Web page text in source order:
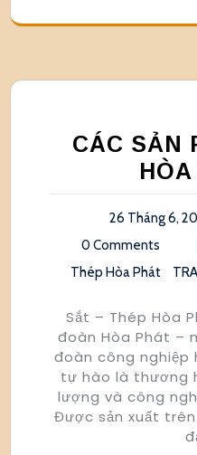
CÁC SẢN
26 Tháng 6,
0 Comments
Thép Hòa Phát
Sắt – Thép Hòa
đoàn Hòa Phát –
đoàn công nghiệp
tự hào là thương
lượng và công
Được sản xuất